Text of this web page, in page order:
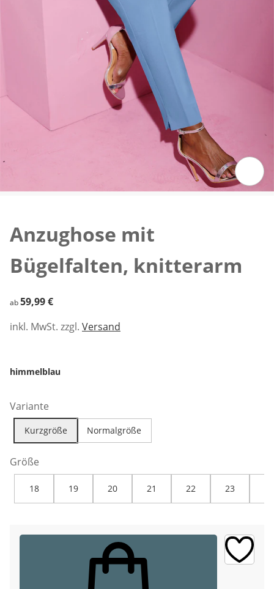
Anzughose mit
Bügelfalten, knitterarm
59,99 €
ab59,99 €
inkl. MwSt. zzgl. Versand
himmelblau
Variante
Kurzgröße Normalgröße
Größe
18 19 20 21 22 23